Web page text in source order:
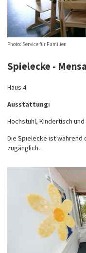
Photo: Service für Familien
Spielecke - Mensa
Haus 4
Ausstattung:
Hochstuhl, Kindertisch
Die Spielecke ist
zugänglich.